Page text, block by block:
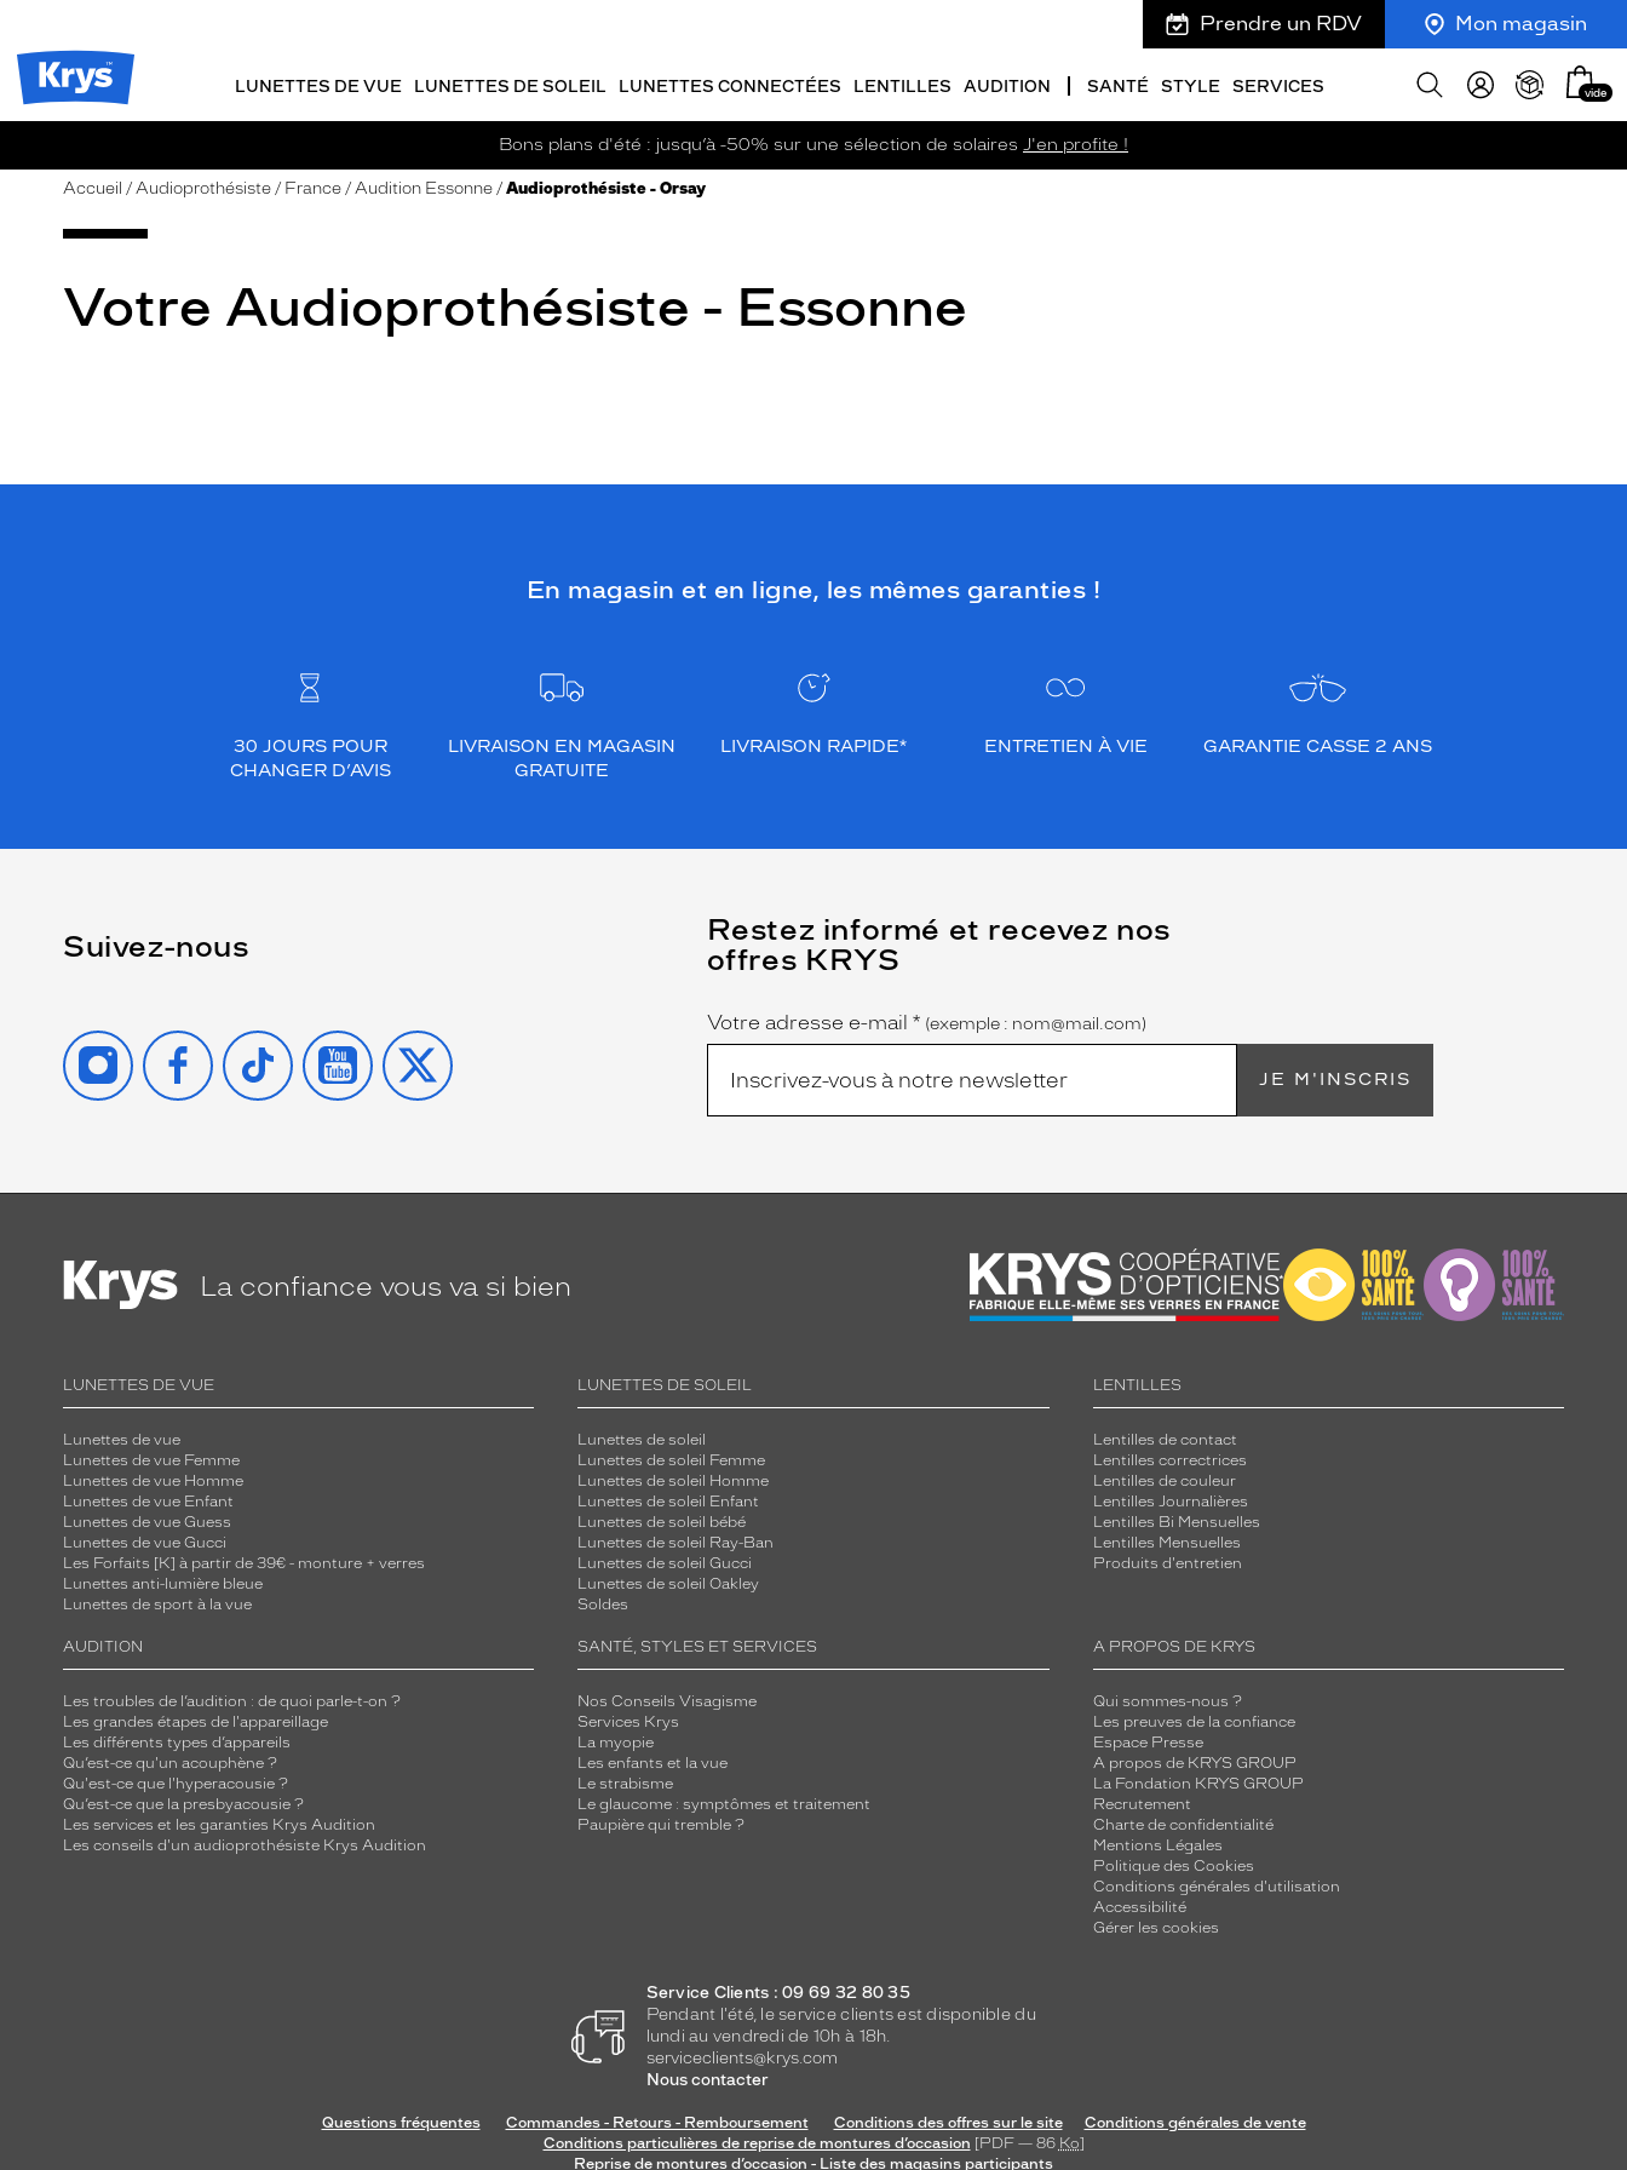
Opticien
Krys
Prendre un RDV Mon magasin
LUNETTES DE VUE LUNETTES DE SOLEIL LUNETTES CONNECTÉES LENTILLES AUDITION SANTÉ STYLE SERVICES
Afficher
Mon
panier
vide
Bons plans d'été : jusqu’à -50% sur une sélection de solaires J'en profite !
Accueil Audioprothésiste France Audition Essonne Audioprothésiste - Orsay
Votre Audioprothésiste - Essonne
En magasin et en ligne, les mêmes garanties !
30 JOURS POUR
CHANGER D’AVIS
LIVRAISON EN MAGASIN
GRATUITE
LIVRAISON RAPIDE* ENTRETIEN À VIE GARANTIE CASSE 2 ANS
Suivez-nous
INSTAGRAMFACEBOOK
TIKTOK YOUTUBE
X
Restez informé et recevez nos
offres KRYS
Name
Votre adresse e-mail *
(Ce
champ
est
obligatoire)
(exemple : nom@mail.com)
JE M'INSCRIS
La confiance vous va si bien
LUNETTES DE VUE
Lunettes de vue
Lunettes de vue Femme
Lunettes de vue Homme
Lunettes de vue Enfant
Lunettes de vue Guess
Lunettes de vue Gucci
Les Forfaits [K] à partir de 39€ - monture + verres
Lunettes anti-lumière bleue
Lunettes de sport à la vue
LUNETTES DE SOLEIL
Lunettes de soleil
Lunettes de soleil Femme
Lunettes de soleil Homme
Lunettes de soleil Enfant
Lunettes de soleil bébé
Lunettes de soleil Ray-Ban
Lunettes de soleil Gucci
Lunettes de soleil Oakley
Soldes
LENTILLES
Lentilles de contact
Lentilles correctrices
Lentilles de couleur
Lentilles Journalières
Lentilles Bi Mensuelles
Lentilles Mensuelles
Produits d'entretien
AUDITION
Les troubles de l’audition : de quoi parle-t-on ?
Les grandes étapes de l'appareillage
Les différents types d’appareils
Qu’est-ce qu'un acouphène ?
Qu'est-ce que l'hyperacousie ?
Qu’est-ce que la presbyacousie ?
Les services et les garanties Krys Audition
Les conseils d'un audioprothésiste Krys Audition
SANTÉ, STYLES ET SERVICES
Nos Conseils Visagisme
Services Krys
La myopie
Les enfants et la vue
Le strabisme
Le glaucome : symptômes et traitement
Paupière qui tremble ?
A PROPOS DE KRYS
Qui sommes-nous ?
Les preuves de la confiance
Espace Presse
A propos de KRYS GROUP
La Fondation KRYS GROUP
Recrutement
Charte de confidentialité
Mentions Légales
Politique des Cookies
Conditions générales d'utilisation
Accessibilité
Gérer les cookies
Service Clients : 09 69 32 80 35
Pendant l'été, le service clients est disponible du
lundi au vendredi de 10h à 18h.
serviceclients@krys.com
Nous contacter
Questions fréquentes Commandes - Retours - Remboursement Conditions des offres sur le site
Conditions générales de vente
Conditions particulières de reprise de montures d’occasion [PDF — 86 Ko]
Reprise de montures d’occasion - Liste des magasins participants